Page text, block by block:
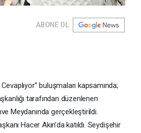
ABONE OL
buluşmaları kapsamında;
tarafından düzenlenen
Meydanında gerçekleştirildi.
Hacer Akın’da katıldı. Seydişehir